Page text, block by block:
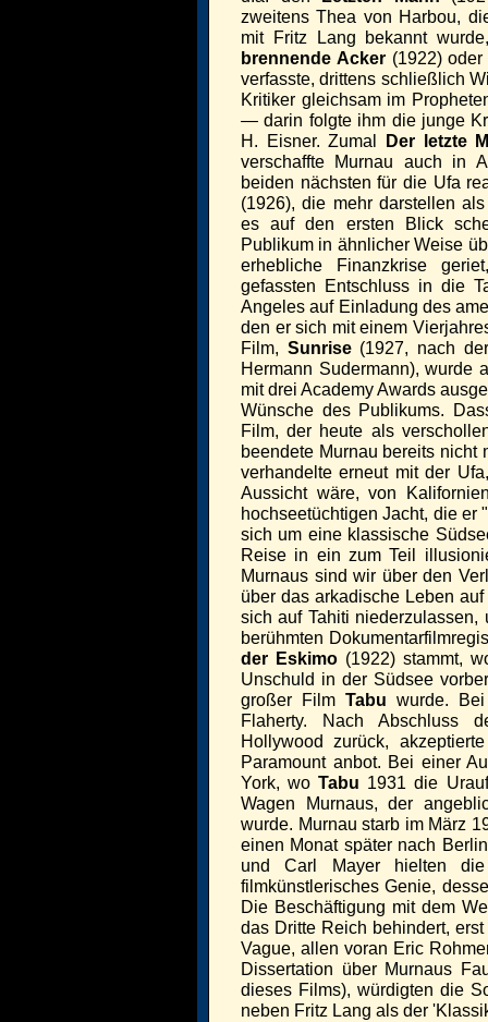
zweitens Thea von Harbou,
mit Fritz Lang bekannt
brennende Acker (1922) oder
verfasste, drittens schließlich
Kritiker gleichsam im
— darin folgte ihm die junge
H. Eisner. Zumal
Der letzte
verschaffte Murnau auch in
beiden nächsten für die Ufa
(1926), die mehr darstellen
es auf den ersten Blick
Publikum in ähnlicher Weise
erhebliche Finanzkrise
gefassten Entschluss in die
Angeles auf Einladung des
den er sich mit einem
Film, Sunrise(1927, nach
Hermann Sudermann), wurde
mit drei Academy Awards
Wünsche des Publikums.
Film, der heute als
beendete Murnau bereits nicht
verhandelte erneut mit der
Aussicht wäre, von
hochseetüchtigen Jacht, die er
sich um eine klassische
Reise in ein zum Teil
Murnaus sind wir über den
über das arkadische Leben
sich auf Tahiti
berühmten
der Eskimo (1922) stammt,
Unschuld in der Südsee
großer FilmTabu wurde.
Flaherty. Nach Abschluss
Hollywood zurück,
Paramount anbot. Bei einer
York, woTabu 1931 die
Wagen Murnaus, der
wurde. Murnau starb im März
einen Monat später nach
und Carl Mayer hielten
filmkünstlerisches Genie,
Die Beschäftigung mit dem
das Dritte Reich behindert,
Vague, allen voran Eric
Dissertation über Murnaus
dieses Films), würdigten die
neben Fritz Lang als der